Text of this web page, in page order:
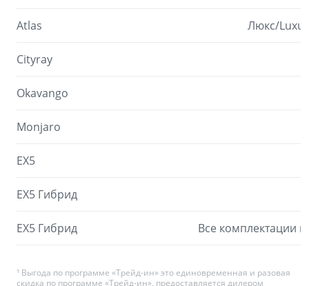
Atlas Люкс/
Cityray
Okavango
Monjaro
EX5
EX5 Гибрид
EX5 Гибрид Все комплектации
¹ Выгода по программе «Трейд-ин» это единовременная и разовая
скидка по программе «Трейд-ин», предоставляется дилером